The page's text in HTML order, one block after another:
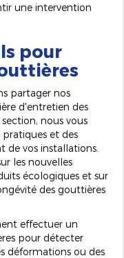
une intervention
pour
partager nos
d'entretien des
nous vous
et des
de vos installations.
les nouvelles
écologiques et sur
des gouttières
effectuer un
pour détecter
déformations ou des